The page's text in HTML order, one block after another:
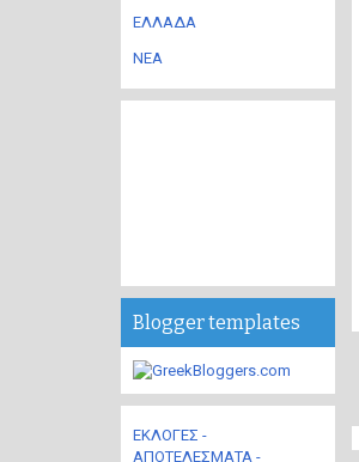
ΕΛΛΑΔΑ
ΝΕΑ
Blogger templates
ΕΚΛΟΓΕΣ -
ΑΠΟΤΕΛΕΣΜΑΤΑ -